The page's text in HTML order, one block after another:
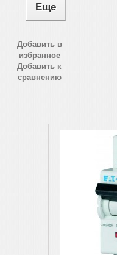
Еще
Добавить в
избранное
Добавить к
сравнению